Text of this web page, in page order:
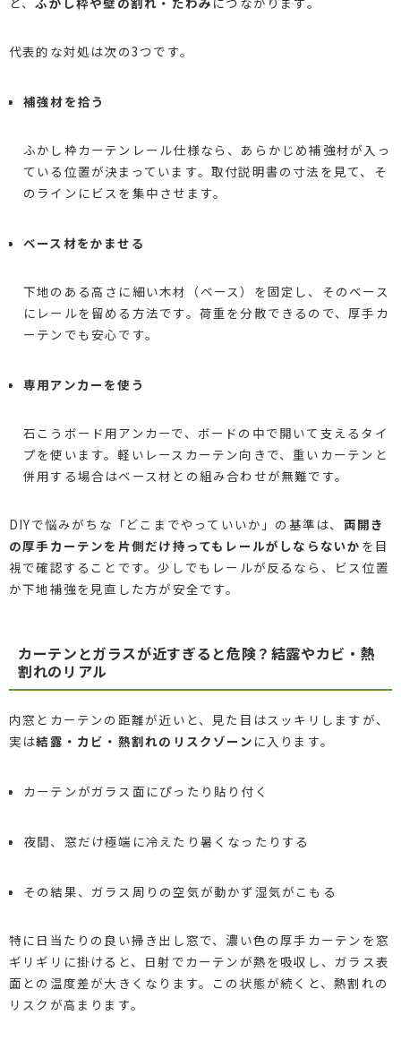
代表的な対処は次の3つです。
補強材を拾う
ふかし枠カーテンレール仕様なら、あらかじめ補強材が入っ
ている位置が決まっています。取付説明書の寸法を見て、そ
のラインにビスを集中させます。
ベース材をかませる
下地のある高さに細い木材（ベース）を固定し、そのベース
にレールを留める方法です。荷重を分散できるので、厚手カ
ーテンでも安心です。
専用アンカーを使う
石こうボード用アンカーで、ボードの中で開いて支えるタイ
プを使います。軽いレースカーテン向きで、重いカーテンと
併用する場合はベース材との組み合わせが無難です。
DIYで悩みがちな「どこまでやっていいか」の基準は、 両開き
の厚手カーテンを片側だけ持ってもレールがしならないか を目
視で確認することです。少しでもレールが反るなら、ビス位置
か下地補強を見直した方が安全です。
カーテンとガラスが近すぎると危険？結露やカビ・熱
割れのリアル
内窓とカーテンの距離が近いと、見た目はスッキリしますが、
実は結露・カビ・熱割れのリスクゾーン に入ります。
カーテンがガラス面にぴったり貼り付く
夜間、窓だけ極端に冷えたり暑くなったりする
その結果、ガラス周りの空気が動かず湿気がこもる
特に日当たりの良い掃き出し窓で、濃い色の厚手カーテンを窓
ギリギリに掛けると、日射でカーテンが熱を吸収し、ガラス表
面との温度差が大きくなります。この状態が続くと、熱割れの
リスクが高まります。